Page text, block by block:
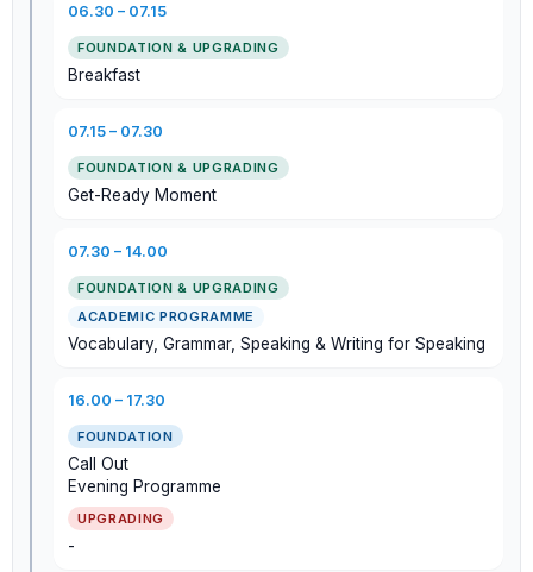
06.30 – 07.15
Breakfast
07.15 – 07.30
Get-Ready Moment
07.30 – 14.00
ACADEMIC PROGRAMME
Vocabulary, Grammar, Speaking & Writing for Speaking
16.00 – 17.30
Call Out
Evening Programme
-